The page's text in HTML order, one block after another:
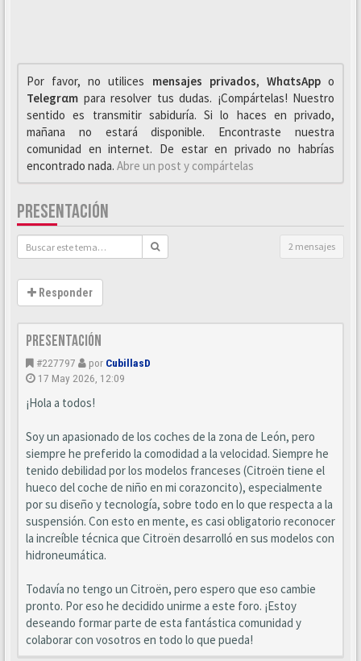
Por favor, no utilices mensajes privados, WhαtsAppo
Telegrαm para resolver tus dudas. ¡Compártelas! Nuestro
sentido es transmitir sabiduría. Si lo haces en privado,
mañana no estará disponible. Encontraste nuestra
comunidad en internet. De estar en privado no habrías
encontrado nada. Abre un post y compártelas
PRESENTACIÓN
2 mensajes
Responder
Presentación
#227797 por CubillasD
17 May 2026, 12:09
¡Hola a todos!
Soy un apasionado de los coches de la zona de León, pero
siempre he preferido la comodidad a la velocidad. Siempre he
tenido debilidad por los modelos franceses (Citroën tiene el
hueco del coche de niño en mi corazoncito), especialmente
por su diseño y tecnología, sobre todo en lo que respecta a la
suspensión. Con esto en mente, es casi obligatorio reconocer
la increíble técnica que Citroën desarrolló en sus modelos con
hidroneumática.
Todavía no tengo un Citroën, pero espero que eso cambie
pronto. Por eso he decidido unirme a este foro. ¡Estoy
deseando formar parte de esta fantástica comunidad y
colaborar con vosotros en todo lo que pueda!